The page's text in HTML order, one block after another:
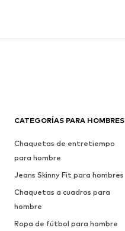
CATEGORÍAS PARA HOMBRES
Chaquetas de entretiempo
para hombre
Jeans Skinny Fit para hombres
Chaquetas a cuadros para
hombre
Ropa de fútbol para hombre